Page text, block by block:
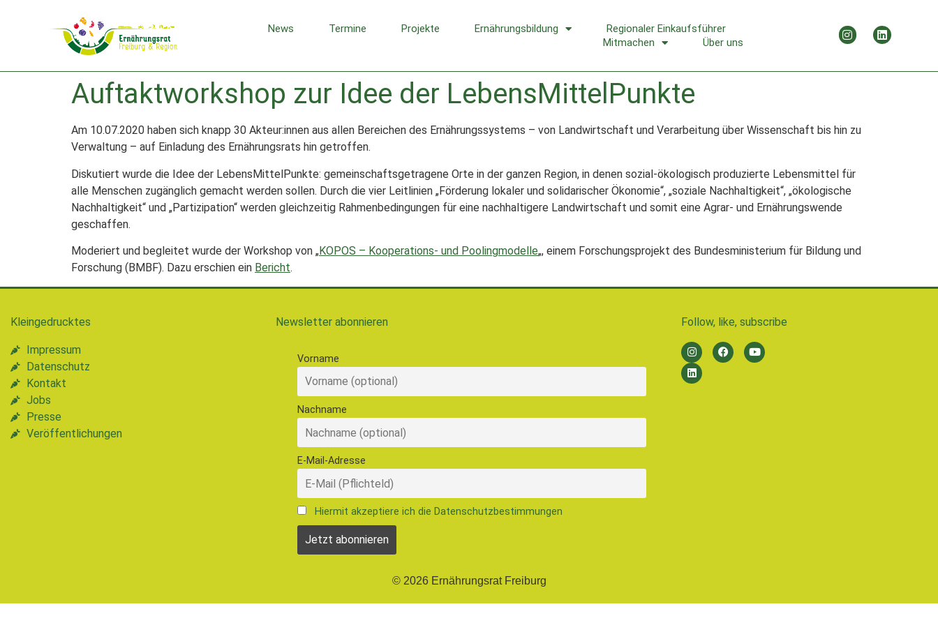
News Termine Projekte Ernährungsbildung
Regionaler Einkaufsführer
Mitmachen
Über uns
Auftaktworkshop zur Idee der LebensMittelPunkte
Am 10.07.2020 haben sich knapp 30 Akteur:innen aus allen Bereichen des Ernährungssystems – von Landwirtschaft und Verarbeitung über Wissenschaft bis hin zu
Verwaltung – auf Einladung des Ernährungsrats hin getroffen.
Diskutiert wurde die Idee der LebensMittelPunkte: gemeinschaftsgetragene Orte in der ganzen Region, in denen sozial-ökologisch produzierte Lebensmittel für
alle Menschen zugänglich gemacht werden sollen. Durch die vier Leitlinien „Förderung lokaler und solidarischer Ökonomie“, „soziale Nachhaltigkeit“, „ökologische
Nachhaltigkeit“ und „Partizipation“ werden gleichzeitig Rahmenbedingungen für eine nachhaltigere Landwirtschaft und somit eine Agrar- und Ernährungswende
geschaffen.
Moderiert und begleitet wurde der Workshop von „KOPOS – Kooperations- und Poolingmodelle„, einem Forschungsprojekt des Bundesministerium für Bildung und
Forschung (BMBF). Dazu erschien ein Bericht.
Kleingedrucktes
Impressum
Datenschutz
Kontakt
Jobs
Presse
Veröffentlichungen
Newsletter abonnieren
Vorname
Nachname
E-Mail-Adresse
Hiermit akzeptiere ich die Datenschutzbestimmungen
Follow, like, subscribe
© 2026 Ernährungsrat Freiburg